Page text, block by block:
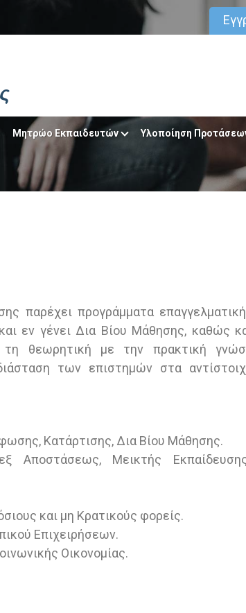
Μητρώο Εκπαιδευτών Υλοποίηση
παρέχει προγράμματα
εν γένει Δια Βίου Μάθησης, καθώς
τη θεωρητική με την πρακτική
των επιστημών στα
Κατάρτισης, Δια Βίου Μάθησης.
Αποστάσεως, Μεικτής
και μη Κρατικούς φορείς.
Επιχειρήσεων.
Οικονομίας.